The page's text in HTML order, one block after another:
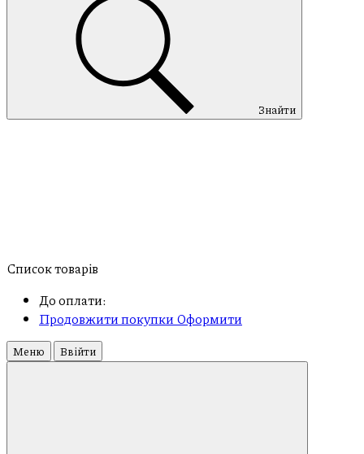
Знайти
Список товарів
До оплати:
Продовжити покупкиОформити
Меню Ввійти